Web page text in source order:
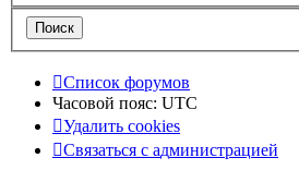
Список форумов
Часовой пояс: UTC
Удалить cookies
Связаться
Связаться с администрацией